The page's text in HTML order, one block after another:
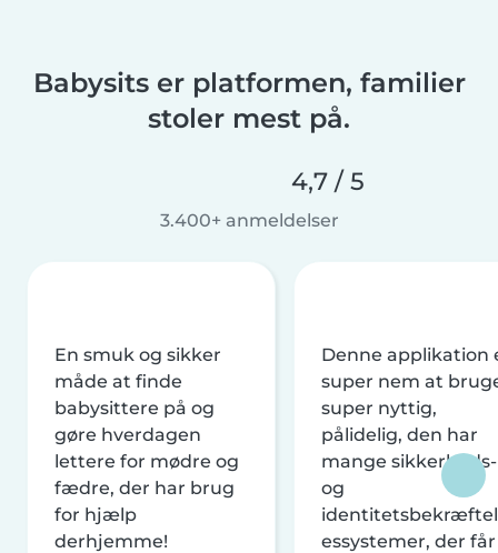
Babysits er platformen, familier
stoler mest på.
4,7 / 5
3.400+ anmeldelser
En smuk og sikker
måde at finde
babysittere på og
gøre hverdagen
lettere for mødre og
fædre, der har brug
for hjælp
derhjemme!
Denne applikation
super nem at
super nyttig,
pålidelig, den har
mange sikkerheds-
og
essystemer, der får